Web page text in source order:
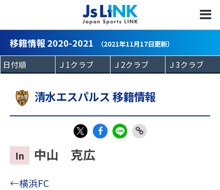
移籍情報 2020-2021 （2021年11月17日更新）
清水エスパルス 移籍情報
eb
In 中山 克広
←横浜FC